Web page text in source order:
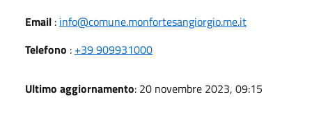
Email : info@comune.monfortesangiorgio.me.it
Telefono : +39 909931000
Ultimo aggiornamento: 20 novembre 2023, 09:15